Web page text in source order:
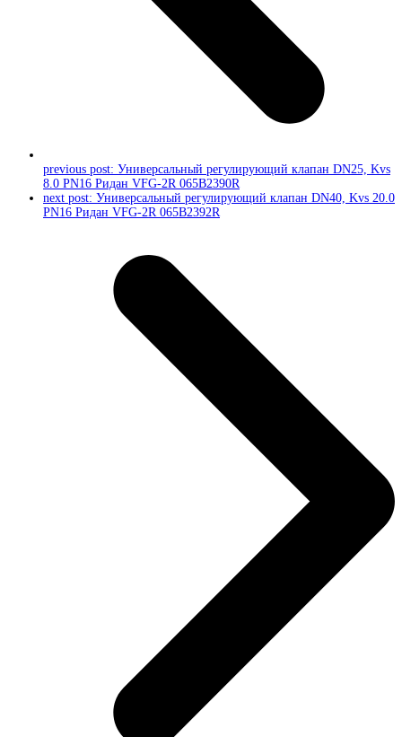
previous post: Универсальный регулирующий клапан DN25, Kvs
8.0 PN16 Ридан VFG-2R 065B2390R
next post: Универсальный регулирующий клапан DN40, Kvs 20.0
PN16 Ридан VFG-2R 065B2392R